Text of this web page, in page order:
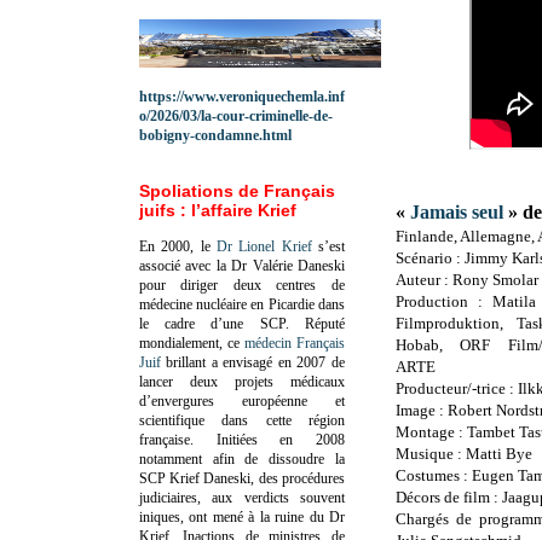
« Jamais seul »
Finlande, Allemagne,
Scénario : Jimmy
Auteur : Rony Smolar
Production : Matila
Filmproduktion,
Hobab, ORF Film/
ARTE
Producteur/-trice :
Image : Robert
Montage : Tambet
Musique : Matti Bye
Costumes : Eugen
Décors de film :
Chargés de
https://www.veroniquechemla.inf
o/2026/03/la-cour-criminelle-de-
bobigny-condamne.html
Spoliations de Français
juifs : l’affaire Krief
En 2000, le Dr Lionel Kriefs’est
associé avec la Dr Valérie Daneski
pour diriger deux centres de
médecine nucléaire en Picardie dans
le cadre d’une SCP. Réputé
mondialement, ce médecin Français
Juif brillant a envisagé en 2007 de
lancer deux projets médicaux
d’envergures européenne et
scientifique dans cette région
française. Initiées en 2008
notamment afin de dissoudre la
SCP Krief Daneski, des procédures
judiciaires, aux verdicts souvent
iniques, ont mené à la ruine du Dr
Krief.Inactions de ministres de